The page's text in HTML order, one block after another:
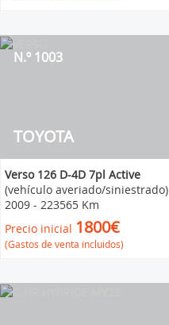
TOYOTA
N.º 1003
Verso 126 D-4D 7pl Active
(vehículo averiado/siniestrado)
2009 - 223565 Km
Precio inicial 1800€
(Gastos de venta incluidos)